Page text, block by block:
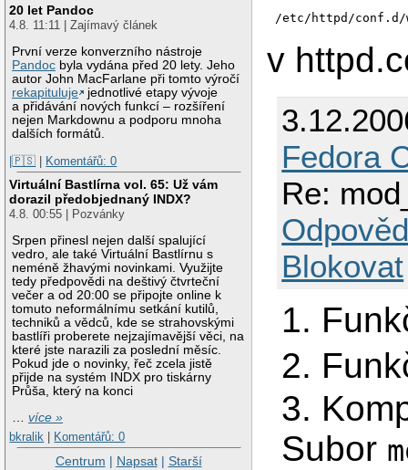
20 let Pandoc
4.8. 11:11 | Zajímavý článek
První verze konverzního nástroje
Pandoc byla vydána před 20 lety. Jeho
autor John MacFarlane při tomto výročí
rekapituluje
jednotlivé etapy vývoje
a přidávání nových funkcí – rozšíření
nejen Markdownu a podporu mnoha
dalších formátů.
|🇵🇸 | Komentářů: 0
Virtuální Bastlírna vol. 65: Už vám
dorazil předobjednaný INDX?
4.8. 00:55 | Pozvánky
Srpen přinesl nejen další spalující
vedro, ale také Virtuální Bastlírnu s
neméně žhavými novinkami. Využijte
tedy předpovědi na deštivý čtvrteční
večer a od 20:00 se připojte online k
tomuto neformálnímu setkání kutilů,
techniků a vědců, kde se strahovskými
bastlíři proberete nejzajímavější věci, na
které jste narazili za poslední měsíc.
Pokud jde o novinky, řeč zcela jistě
přijde na systém INDX pro tiskárny
Průša, který na konci
…více »
bkralik
Komentářů: 0
Centrum | Napsat| Starší
/etc/httpd/conf.d/
v
Fedora
Re:
Blokovat
1.
2.
3.
Subor